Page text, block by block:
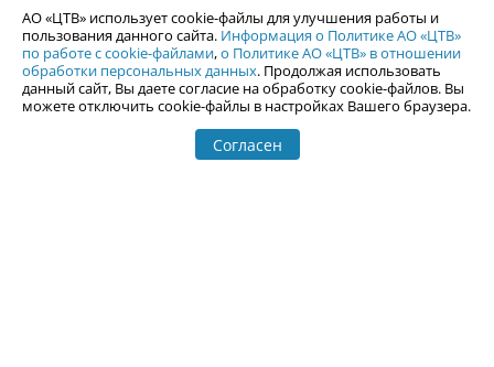
По вопросам размещения информации в разделе «Афиша»
afisha@uralweb.ru
Пользовательское соглашение на использование сайта
Политика АО «ЦТВ» в отношении обработки персональных данных
АО «ЦТВ» использует cookie-файлы для улучшения работы и
пользования данного сайта. Информация о Политике АО «ЦТВ»
по работе с cookie-файлами,о Политике АО «ЦТВ» в отношении
обработки персональных данных. Продолжая использовать
данный сайт, Вы даете согласие на обработку cookie-файлов. Вы
можете отключить cookie-файлы в настройках Вашего браузера.
Согласен